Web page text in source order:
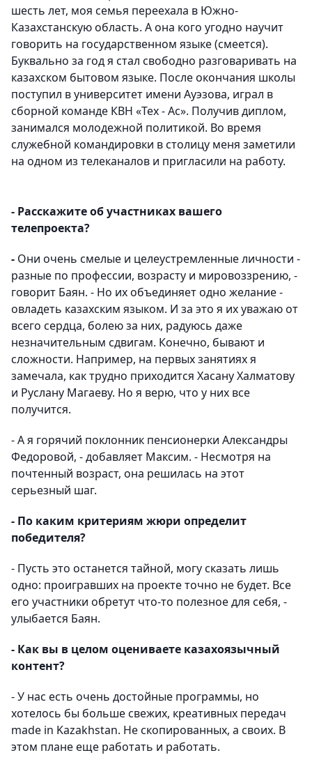
шесть лет, моя семья переехала в Южно-
Казахстанскую область. А она кого угодно научит
говорить на государственном языке (смеется).
Буквально за год я стал свободно разговаривать на
казахском бытовом языке. После окончания школы
поступил в университет имени Ауэзова, играл в
сборной команде КВН «Тех - Ас». Получив диплом,
занимался молодежной политикой. Во время
служебной командировки в столицу меня заметили
на одном из телеканалов и пригласили на работу.
- Расскажите об участниках вашего
телепроекта?
- Они очень смелые и целеустремленные личности -
разные по профессии, возрасту и мировоззрению, -
говорит Баян. - Но их объединяет одно желание -
овладеть казахским языком. И за это я их уважаю от
всего сердца, болею за них, радуюсь даже
незначительным сдвигам. Конечно, бывают и
сложности. Например, на первых занятиях я
замечала, как трудно приходится Хасану Халматову
и Руслану Магаеву. Но я верю, что у них все
получится.
- А я горячий поклонник пенсионерки Александры
Федоровой, - добавляет Максим. - Несмотря на
почтенный возраст, она решилась на этот
серьезный шаг.
- По каким критериям жюри определит
победителя?
- Пусть это останется тайной, могу сказать лишь
одно: проигравших на проекте точно не будет. Все
его участники обретут что-то полезное для себя, -
улыбается Баян.
- Как вы в целом оцениваете казахоязычный
контент?
- У нас есть очень достойные программы, но
хотелось бы больше свежих, креативных передач
made in Kazakhstan. Не скопированных, а своих. В
этом плане еще работать и работать.